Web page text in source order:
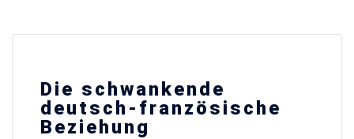
Die schwankende
deutsch-französische
Beziehung